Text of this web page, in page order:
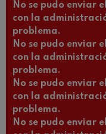
No se pudo enviar
con la
problema.
No se pudo enviar
con la
problema.
No se pudo enviar
con la
problema.
No se pudo enviar